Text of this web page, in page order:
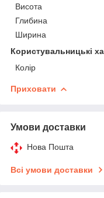
Висота
Глибина
Ширина
Користувальницькі
Колір
Приховати
Умови доставки
Нова Пошта
Всі умови доставки